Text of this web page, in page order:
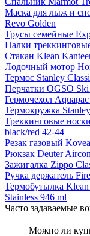
Маска для лыж и
Revo Golden
Трусы семейные
Палки
Стакан Klean
Лодочный мотор
Термос Stanley
Перчатки OGSO
Гермочехол
Термокружка
Треккинговые
black/red 42-44
Резак газовый
Рюкзак Deuter
Зажигалка Zippo
Ручка держатель
Термобутылка
Stainless 946 ml
Часто задаваемые
Можно ли